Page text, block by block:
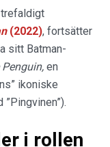
trefaldigt
(2022), fortsätter
sitt Batman-
Penguin, en
ikoniske
i rollen